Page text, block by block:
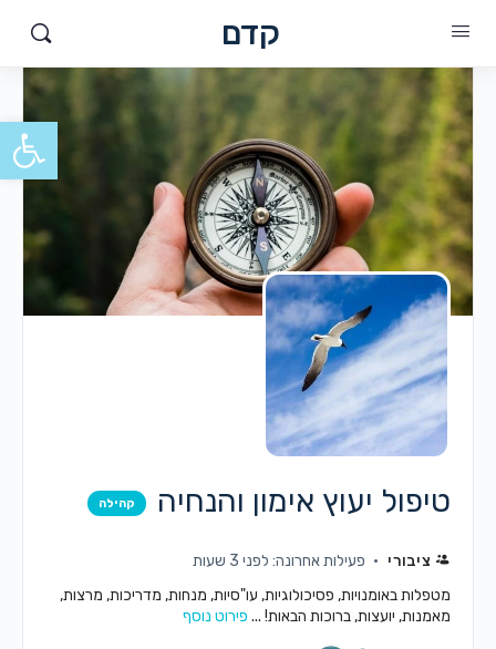
קדם
טיפול יעוץ אימון והנחיה קהילה
ציבורי
פעילות אחרונה: לפני 3 שעות
מטפלות באומנויות, פסיכולוגיות, עו"סיות, מנחות, מדריכות, מרצות,
מאמנות, יועצות, ברוכות הבאות! ... פירוט נוסף
פתח